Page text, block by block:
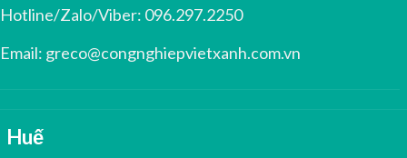
Hotline/Zalo/Viber: 096.297.2250
Email: greco@congnghiepvietxanh.com.vn
Huế